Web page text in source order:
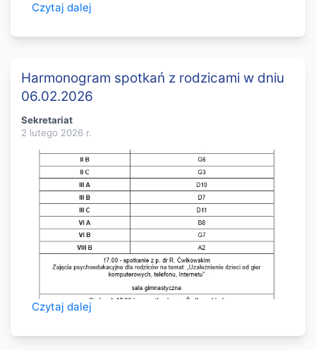
Czytaj dalej
Harmonogram spotkań z rodzicami w dniu
06.02.2026
Sekretariat
2 lutego 2026 r.
Czytaj dalej